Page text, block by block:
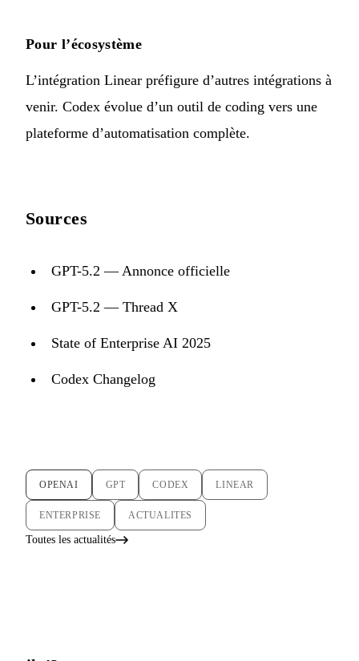
Pour l’écosystème
L’intégration Linear préfigure d’autres intégrations à
venir. Codex évolue d’un outil de coding vers une
plateforme d’automatisation complète.
Sources
GPT-5.2 — Annonce officielle
GPT-5.2 — Thread X
State of Enterprise AI 2025
Codex Changelog
OPENAI GPT CODEX LINEAR
ENTERPRISE ACTUALITES
Toutes les actualités